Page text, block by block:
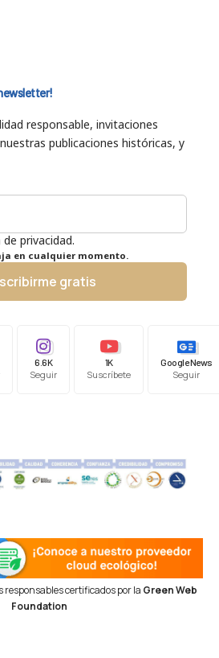
responsable, invitaciones
publicaciones históricas, y
privacidad.
en cualquier momento.
gratis
6.6K
Seguir
1K
Suscríbete
Google News
Seguir
responsables certificados por la Green Web
Foundation